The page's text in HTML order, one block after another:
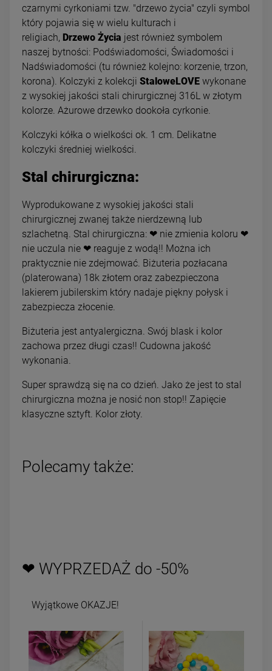
czarnymi cyrkoniami tzw. "drzewo życia" czyli symbol
który pojawia się w wielu kulturach i
religiach, Drzewo Życia jest również symbolem
naszej bytności: Podświadomości, Świadomości i
Nadświadomości (tu również kolejno: korzenie, trzon,
korona). Kolczyki z kolekcji StaloweLOVE wykonane
z wysokiej jakości stali chirurgicznej 316L w złotym
kolorze. Ażurowe drzewko dookoła cyrkonie.
Kolczyki kółka o wielkości ok. 1 cm. Delikatne
kolczyki średniej wielkości.
Stal chirurgiczna:
Wyprodukowane z wysokiej jakości stali
chirurgicznej zwanej także nierdzewną lub
szlachetną. Stal chirurgiczna: ❤ nie zmienia koloru ❤
nie uczula nie ❤ reaguje z wodą!! Można ich
praktycznie nie zdejmować. Biżuteria pozłacana
(platerowana) 18k złotem oraz zabezpieczona
lakierem jubilerskim który nadaje piękny połysk i
zabezpiecza złocenie.
Biżuteria jest antyalergiczna. Swój blask i kolor
zachowa przez długi czas!! Cudowna jakość
wykonania.
Super sprawdzą się na co dzień. Jako że jest to stal
chirurgiczna można je nosić non stop!! Zapięcie
klasyczne sztyft. Kolor złoty.
Polecamy także:
❤ WYPRZEDAŻ do -50%
Wyjątkowe OKAZJE!